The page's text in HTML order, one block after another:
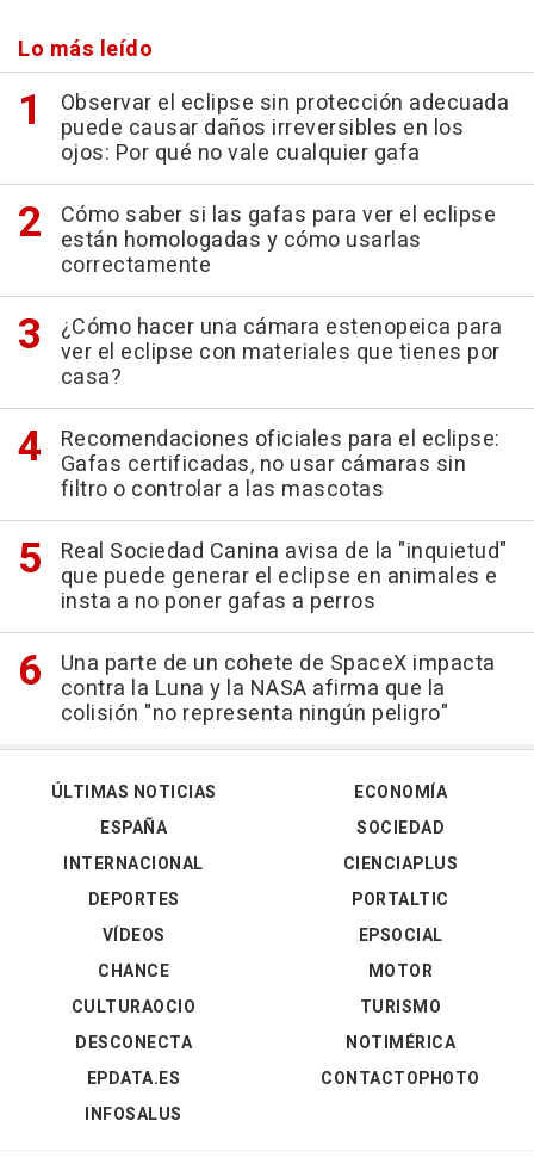
Lo más leído
Observar el eclipse sin protección adecuada
puede causar daños irreversibles en los
ojos: Por qué no vale cualquier gafa
Cómo saber si las gafas para ver el eclipse
están homologadas y cómo usarlas
correctamente
¿Cómo hacer una cámara estenopeica para
ver el eclipse con materiales que tienes por
casa?
Recomendaciones oficiales para el eclipse:
Gafas certificadas, no usar cámaras sin
filtro o controlar a las mascotas
Real Sociedad Canina avisa de la "inquietud"
que puede generar el eclipse en animales e
insta a no poner gafas a perros
Una parte de un cohete de SpaceX impacta
contra la Luna y la NASA afirma que la
colisión "no representa ningún peligro"
ÚLTIMAS NOTICIAS
ESPAÑA
INTERNACIONAL
DEPORTES
VÍDEOS
ECONOMÍA
SOCIEDAD
CIENCIAPLUS
PORTALTIC
EPSOCIAL
CHANCE
CULTURAOCIO
DESCONECTA
EPDATA.ES
INFOSALUS
MOTOR
TURISMO
NOTIMÉRICA
CONTACTOPHOTO